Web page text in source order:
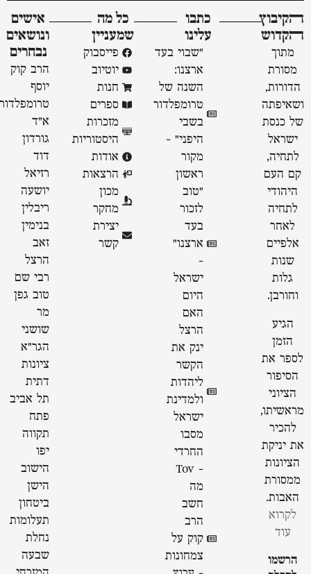
ﬣקיבוץ
ﬣקדוש
מתוך
מסורת
הדורות,
ושאיפתה
של כנסת
ישראל
לתחיה,
קם העם
היהודי
לתחיה
לאחר
אלפיים
שנות
גלות
וחורבן.
הגיע
הזמן
לספר את
הסיפור
הציוני
מראשיתו,
להכיר
את יניקת
הציונות
ממסורת
האבות.
לקרוא
עוד
הרשמו
כתבו
עלינו
"שבוי בעד
ארצנו:
השנה של
טרומפלדור
בשבי
היפני" -
מקור
ראשון
״טוב
לזכור
בעד
ארצנו״
-
ישראל
היום
האם
הרצל
ינק את
הקשר
ליהדות
ולמדינת
ישראל
מסבו
החרדי
- Tov
מה
חשב
הרב
קוק על
צמחונות
כל מה
שמעניין
פייסבוק
יוטיוב
חנות
ספרים
מזכרות
היסטוריות
אודות
הרצאות
מכון
מחקר
יצירת
קשר
אישים
ונושאים
נבחרים
הרב קוק
יוסף
טרומפלדור
א״ד
גורדון
דוד
רזיאל
יושעה
ריבלין
בנימין
זאב
הרצל
רבי שם
טוב גפן
מר
שושני
הגר"א
ציונות
דתית
תל אביב
פתח
תקווה
יפו
הישוב
הישן
ביטחון
תעלומות
נחלת
שבעה